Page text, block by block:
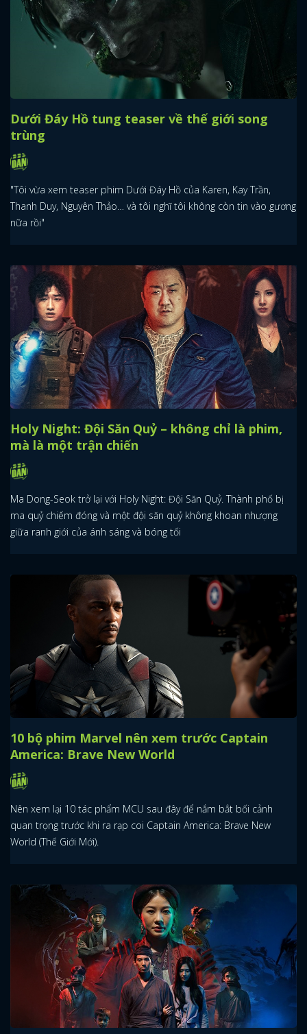
Dưới Đáy Hồ tung teaser về thế giới song
trùng
"Tôi vừa xem teaser phim Dưới Đáy Hồ của Karen, Kay Trần,
Thanh Duy, Nguyên Thảo… và tôi nghĩ tôi không còn tin vào gương
nữa rồi"
Holy Night: Đội Săn Quỷ – không chỉ là phim,
mà là một trận chiến
Ma Dong-Seok trở lại với Holy Night: Đội Săn Quỷ. Thành phố bị
ma quỷ chiếm đóng và một đội săn quỷ không khoan nhượng
giữa ranh giới của ánh sáng và bóng tối
10 bộ phim Marvel nên xem trước Captain
America: Brave New World
Nên xem lại 10 tác phẩm MCU sau đây để nắm bắt bối cảnh
quan trọng trước khi ra rạp coi Captain America: Brave New
World (Thế Giới Mới).